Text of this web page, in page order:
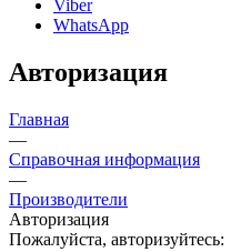
Viber
WhatsApp
Авторизация
Главная
—
Справочная информация
—
Производители
Авторизация
Пожалуйста, авторизуйтесь: